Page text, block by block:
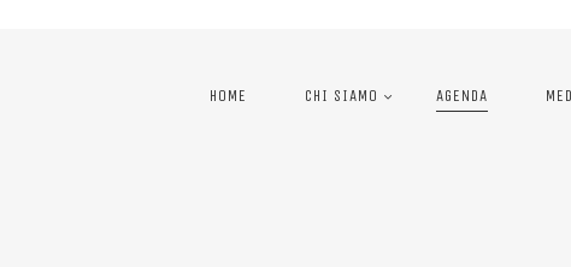
HOME CHI SIAMO AGENDA